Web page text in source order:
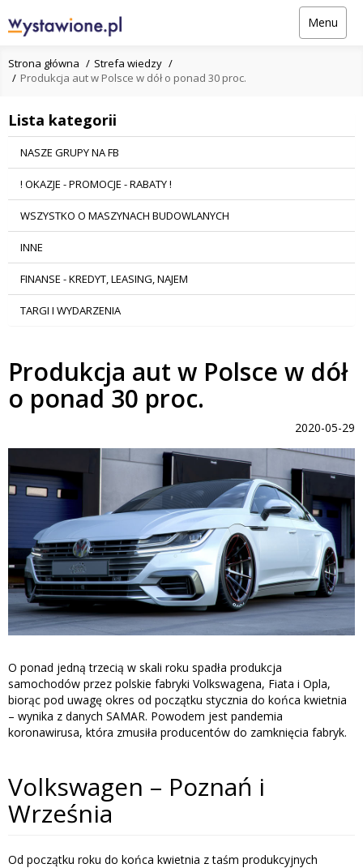
Menu
Strona główna
Strefa wiedzy
Produkcja aut w Polsce w dół o ponad 30 proc.
Lista kategorii
NASZE GRUPY NA FB
! OKAZJE - PROMOCJE - RABATY !
WSZYSTKO O MASZYNACH BUDOWLANYCH
INNE
FINANSE - KREDYT, LEASING, NAJEM
TARGI I WYDARZENIA
Produkcja aut w Polsce w dół
o ponad 30 proc.
2020-05-29
O ponad jedną trzecią w skali roku spadła produkcja
samochodów przez polskie fabryki Volkswagena, Fiata i Opla,
biorąc pod uwagę okres od początku stycznia do końca kwietnia
– wynika z danych SAMAR. Powodem jest pandemia
koronawirusa, która zmusiła producentów do zamknięcia fabryk.
Volkswagen – Poznań i
Września
Od początku roku do końca kwietnia z taśm produkcyjnych